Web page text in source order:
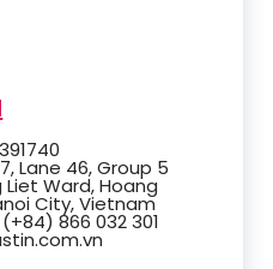
Lane 46, Group 5
Liet Ward, Hoang
City, Vietnam
866 032 301